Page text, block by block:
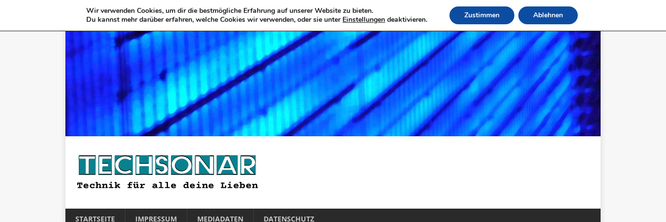
STARTSEITE IMPRESSUM MEDIADATEN DATENSCHUTZ
Wir verwenden Cookies, um dir die bestmögliche Erfahrung auf unserer Website zu bieten.
Du kannst mehr darüber erfahren, welche Cookies wir verwenden, oder sie unter Einstellungen deaktivieren. Zustimmen Ablehnen